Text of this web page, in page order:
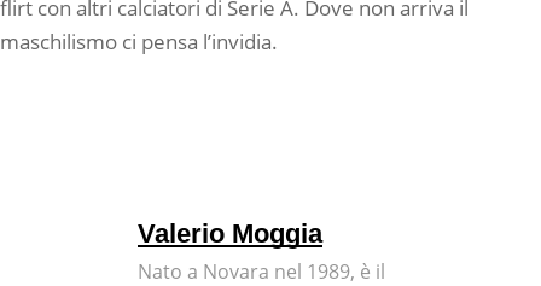
flirt con altri calciatori di Serie A. Dove non arriva il
maschilismo ci pensa l’invidia.
Valerio Moggia
Nato a Novara nel 1989, è il